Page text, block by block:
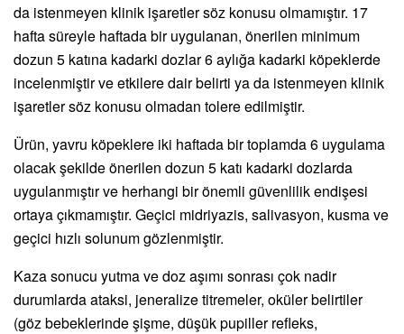
da istenmeyen klinik işaretler söz konusu olmamıştır. 17
hafta süreyle haftada bir uygulanan, önerilen minimum
dozun 5 katına kadarki dozlar 6 aylığa kadarki köpeklerde
incelenmiştir ve etkilere dair belirti ya da istenmeyen klinik
işaretler söz konusu olmadan tolere edilmiştir.
Ürün, yavru köpeklere iki haftada bir toplamda 6 uygulama
olacak şekilde önerilen dozun 5 katı kadarki dozlarda
uygulanmıştır ve herhangi bir önemli güvenlilik endişesi
ortaya çıkmamıştır. Geçici midriyazis, salivasyon, kusma ve
geçici hızlı solunum gözlenmiştir.
Kaza sonucu yutma ve doz aşımı sonrası çok nadir
durumlarda ataksi, jeneralize titremeler, oküler belirtiler
(göz bebeklerinde şişme, düşük pupiller refleks,